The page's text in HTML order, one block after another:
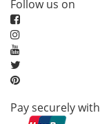
Follow us on
Pay securely with